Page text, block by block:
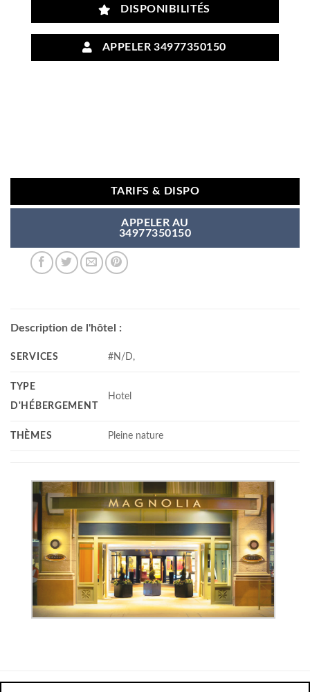
DISPONIBILITÉS
APPELER 34977350150
TARIFS & DISPO
APPELER AU
34977350150
Description de l'hôtel :
SERVICES #N/D,
TYPE
D'HÉBERGEMENT
Hotel
THÈMES Pleine nature